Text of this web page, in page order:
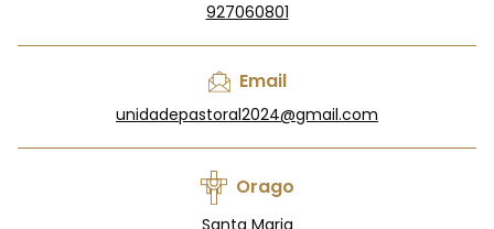
927060801
Email
unidadepastoral2024@gmail.com
Orago
Santa Maria